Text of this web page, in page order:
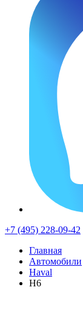
+7 (495) 228-09-42
Главная
Автомобили
Haval
H6